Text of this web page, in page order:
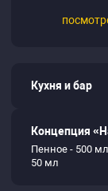
Кухня и бар
Концепция
Пенное - 500
50 мл